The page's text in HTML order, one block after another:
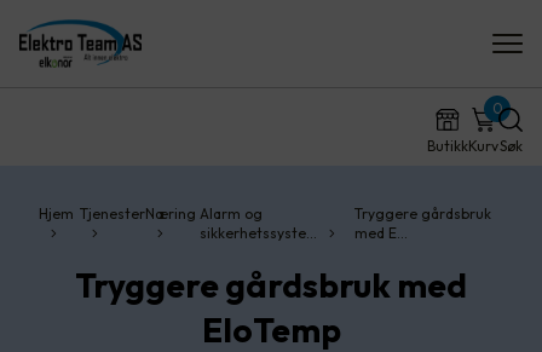
ButikkKurv
0
Søk
Hjem TjenesterNæring Alarm og
sikkerhetssyste…
Tryggere gårdsbruk
med E…
Tryggere gårdsbruk med
EloTemp